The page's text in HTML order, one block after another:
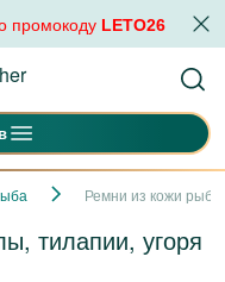
промокоду LETO26
Ремни из кожи
тилапии, угоря